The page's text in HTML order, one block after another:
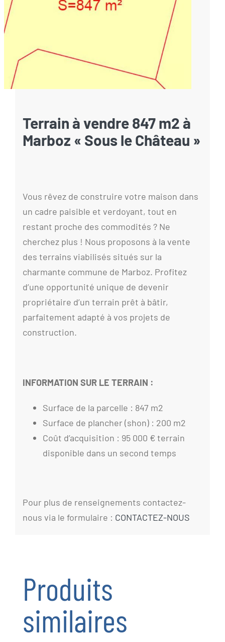
Terrain à vendre 847 m2 à
Marboz « Sous le Château »
Vous rêvez de construire votre maison dans
un cadre paisible et verdoyant, tout en
restant proche des commodités ? Ne
cherchez plus ! Nous proposons à la vente
des terrains viabilisés situés sur la
charmante commune de Marboz. Profitez
d’une opportunité unique de devenir
propriétaire d’un terrain prêt à bâtir,
parfaitement adapté à vos projets de
construction.
INFORMATION SUR LE TERRAIN :
Surface de la parcelle : 847 m2
Surface de plancher (shon) : 200 m2
Coût d’acquisition : 95 000 € terrain
disponible dans un second temps
Pour plus de renseignements contactez-
nous via le formulaire : CONTACTEZ-NOUS
Produits
similaires